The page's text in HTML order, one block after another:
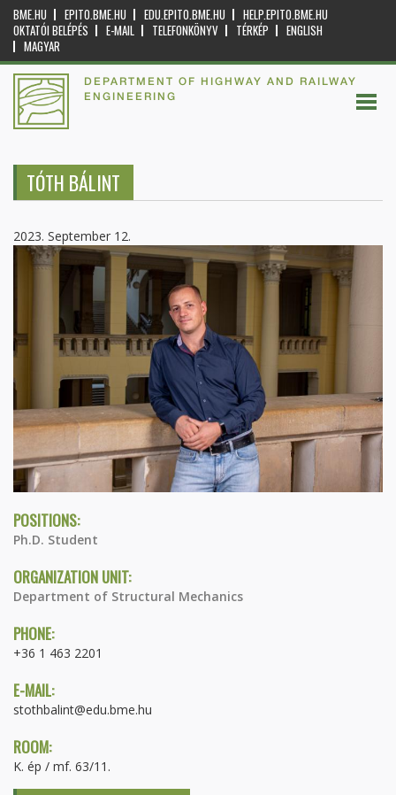
BME.HU EPITO.BME.HU EDU.EPITO.BME.HU
HELP.EPITO.BME.HU
OKTATÓI BELÉPÉS
E-MAIL TELEFONKÖNYV TÉRKÉP
ENGLISH
MAGYAR
DEPARTMENT OF HIGHWAY AND RAILWAY
ENGINEERING
TÓTH BÁLINT
2023. September 12.
POSITIONS:
Ph.D. Student
ORGANIZATION UNIT:
Department of Structural Mechanics
PHONE:
+36 1 463 2201
E-MAIL:
stothbalint@edu.bme.hu
ROOM:
K. ép / mf. 63/11.